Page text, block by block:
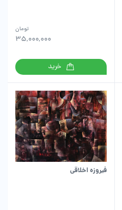
35,000,000
تومان
خرید
فیروزه اخلاقی